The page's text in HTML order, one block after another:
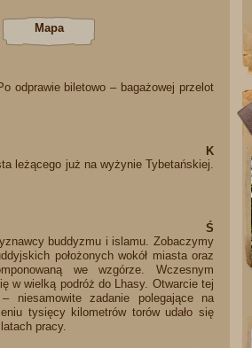
Mapa
odprawie biletowo – bagażowej przelot
K
leżącego już na wyżynie Tybetańskiej.
Ś
buddyzmu i islamu. Zobaczymy
położonych wokół miasta oraz
we wzgórze. Wczesnym
w wielką podróż do Lhasy. Otwarcie tej
niesamowite zadanie polegające na
tysięcy kilometrów torów udało się
pracy.